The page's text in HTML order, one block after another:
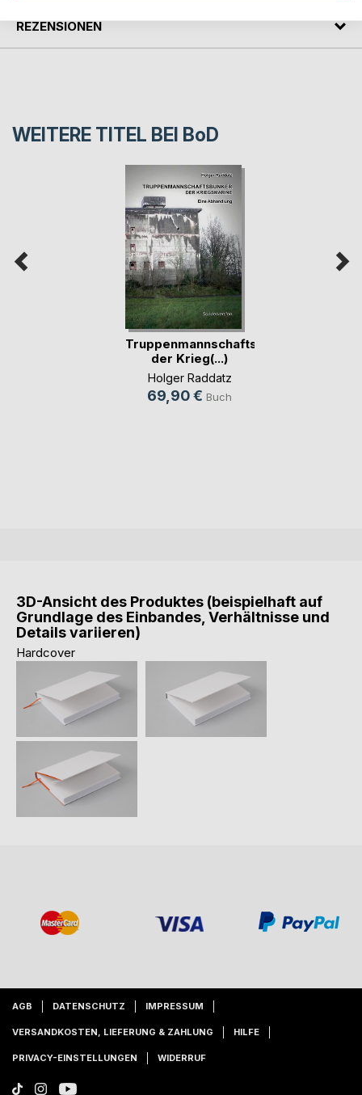
REZENSIONEN
WEITERE TITEL BEI BoD
Truppenmannschaftsbunker
der Krieg(...)
Holger Raddatz
69,90 € Buch
3D-Ansicht des Produktes (beispielhaft auf
Grundlage des Einbandes, Verhältnisse und
Details variieren)
Hardcover
AGB DATENSCHUTZ IMPRESSUM
VERSANDKOSTEN, LIEFERUNG & ZAHLUNG HILFE
PRIVACY-EINSTELLUNGEN WIDERRUF